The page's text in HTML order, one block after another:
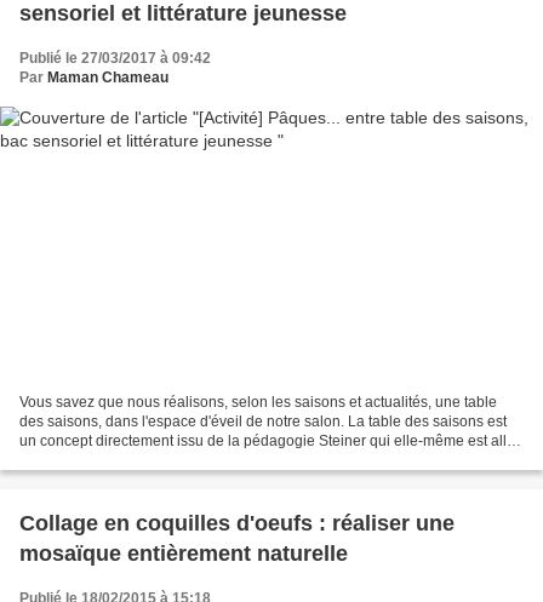
sensoriel et littérature jeunesse
Publié le 27/03/2017 à 09:42
Par Maman Chameau
Vous savez que nous réalisons, selon les saisons et actualités, une table
des saisons, dans l'espace d'éveil de notre salon. La table des saisons est
un concept directement issu de la pédagogie Steiner qui elle-même est allée
Collage en coquilles d'oeufs : réaliser une
mosaïque entièrement naturelle
Publié le 18/02/2015 à 15:18